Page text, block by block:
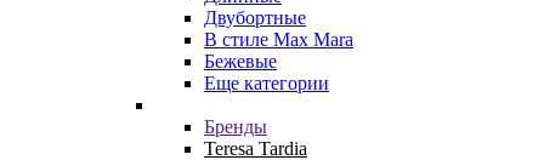
Двубортные
В стиле Max Mara
Бежевые
Еще категории
Бренды
Teresa Tardia